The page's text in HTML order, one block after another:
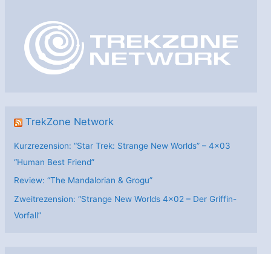
TrekZone Network
Kurzrezension: “Star Trek: Strange New Worlds” – 4×03
“Human Best Friend”
Review: “The Mandalorian & Grogu”
Zweitrezension: “Strange New Worlds 4×02 – Der Griffin-
Vorfall”